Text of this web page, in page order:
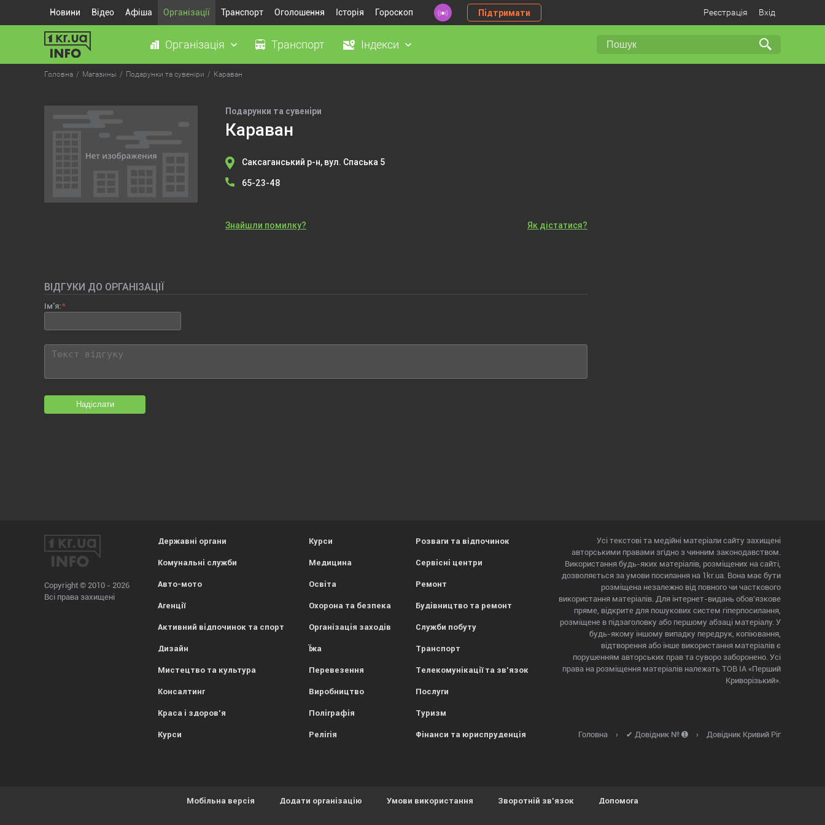
Новини Відео Афіша Організації Транспорт Оголошення Історія Гороскоп Підтримати Реєстрація Вхід
Організація Транспорт Індекси
Головна Магазины Подарунки та сувеніри Караван
Подарунки та сувеніри
Караван
Саксаганський р-н, вул. Спаська 5
65-23-48
Знайшли помилку? Як дістатися?
ВІДГУКИ ДО ОРГАНІЗАЦІЇ
Ім'я:
Надіслати
Copyright © 2010 - 2026
Всі права захищені
Державні органи
Комунальні служби
Авто-мото
Агенції
Активний відпочинок та спорт
Дизайн
Мистецтво та культура
Консалтинг
Краса і здоров'я
Курси
Курси
Медицина
Освіта
Охорона та безпека
Організація заходів
Їжа
Перевезення
Виробництво
Поліграфія
Релігія
Розваги та відпочинок
Сервісні центри
Ремонт
Будівництво та ремонт
Служби побуту
Транспорт
Телекомунікації та зв'язок
Послуги
Туризм
Фінанси та юриспруденція
Усі текстові та медійні матеріали сайту захищені
авторськими правами згідно з чинним законодавством.
Використання будь-яких матеріалів, розміщених на сайті,
дозволяється за умови посилання на 1kr.ua. Вона має бути
розміщена незалежно від повного чи часткового
використання матеріалів. Для інтернет-видань обов'язкове
пряме, відкрите для пошукових систем гіперпосилання,
розміщене в підзаголовку або першому абзаці матеріалу. У
будь-якому іншому випадку передрук, копіювання,
відтворення або інше використання матеріалів є
порушенням авторських прав та суворо заборонено. Усі
права на розміщення матеріалів належать ТОВ ІА «Перший
Криворізький».
Головна › ✔ Довідник № ➊ › Довідник Кривий Ріг
Мобільна версія Додати організацію Умови використання Зворотній зв'язок Допомога